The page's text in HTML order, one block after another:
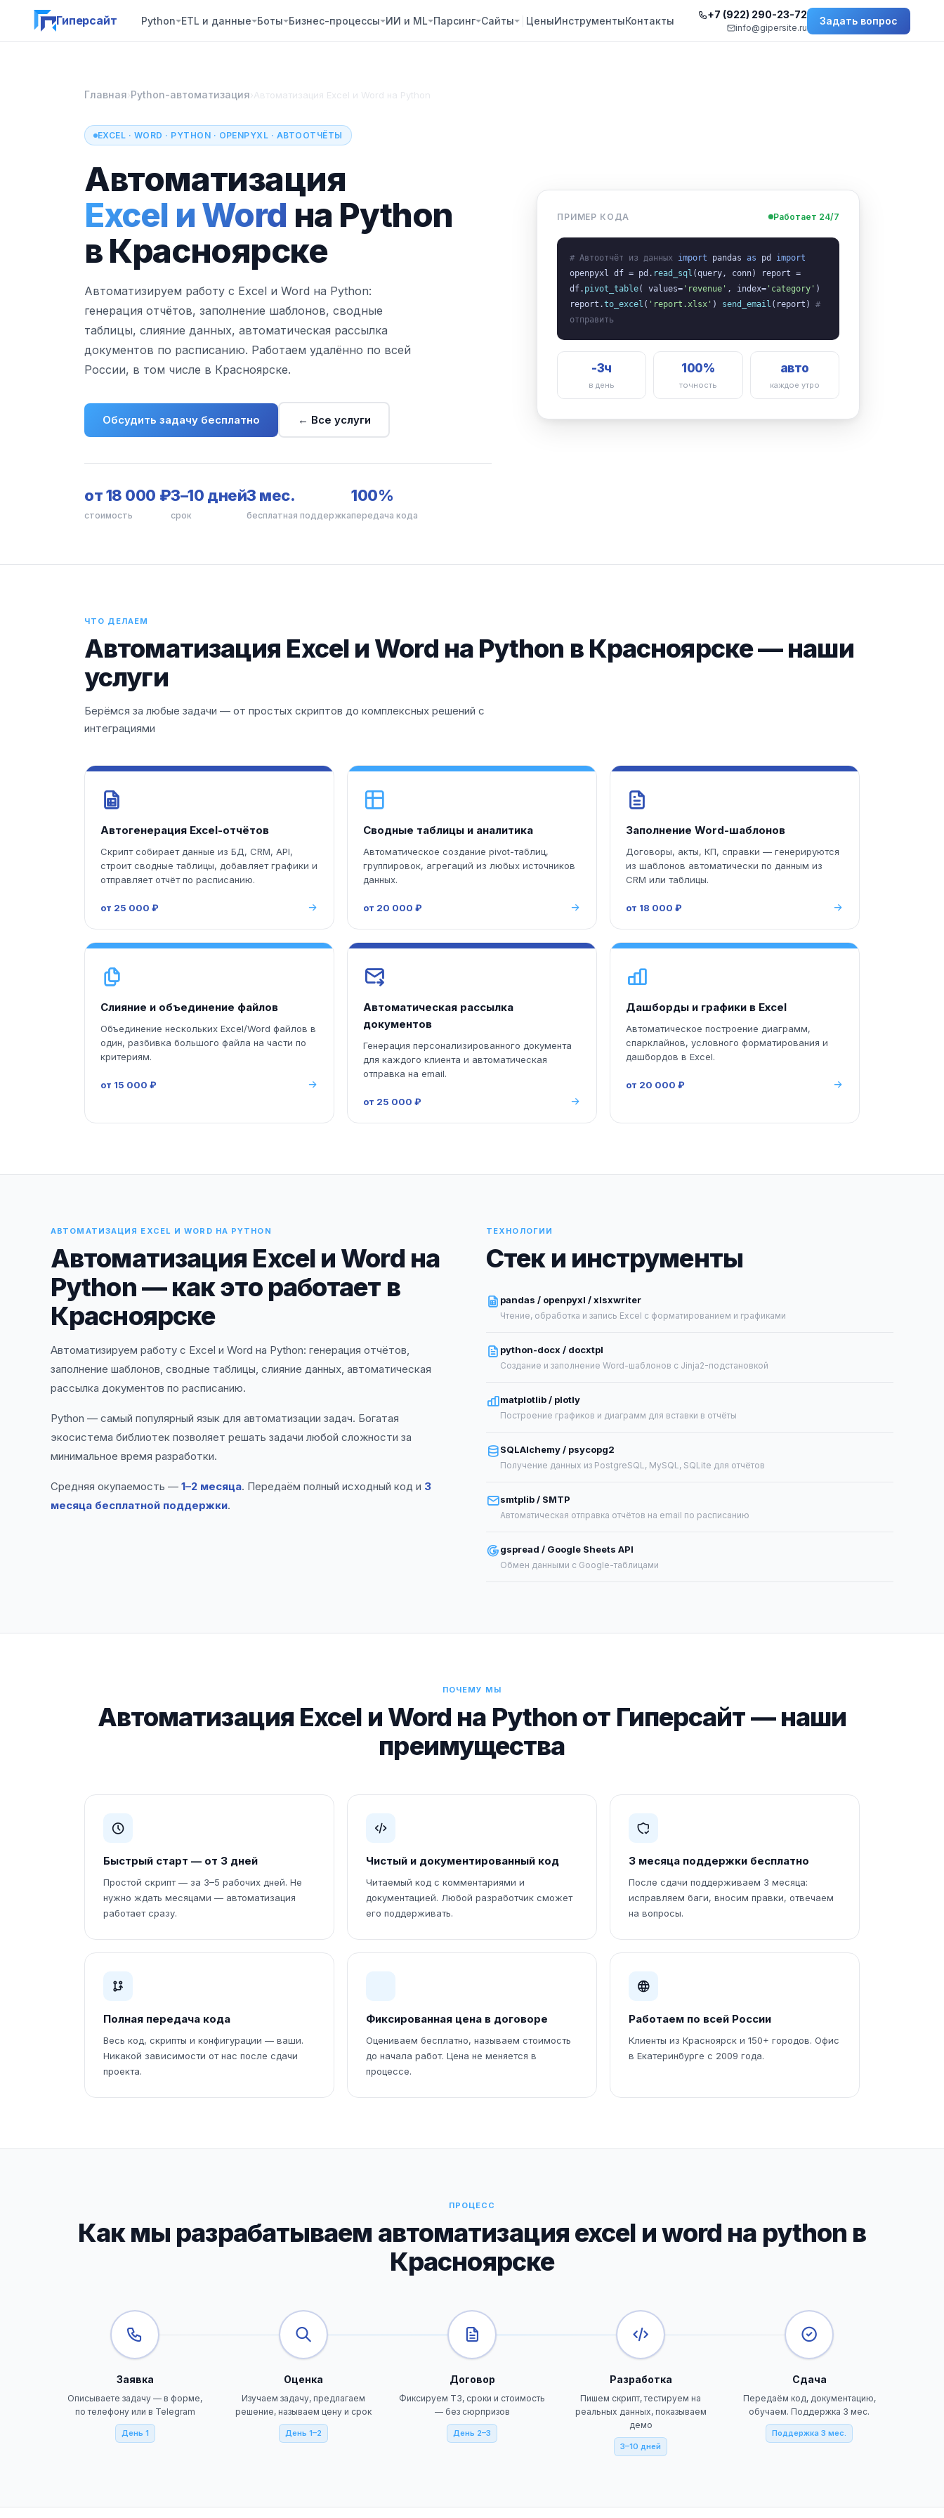
Гиперсайт Python ETL и данные Боты Бизнес-процессы ИИ и ML Парсинг Сайты ЦеныИнструментыКонтакты +7 (922) 290-23-72
info@gipersite.ru
Задать вопрос
Главная›Python-автоматизация›Автоматизация Excel и Word на Python
EXCEL · WORD · PYTHON · OPENPYXL · АВТООТЧЁТЫ
Автоматизация
Excel и Word на Python
в Красноярске
Автоматизируем работу с Excel и Word на Python:
генерация отчётов, заполнение шаблонов, сводные
таблицы, слияние данных, автоматическая рассылка
документов по расписанию. Работаем удалённо по всей
России, в том числе в Красноярске.
Обсудить задачу бесплатно ← Все услуги
от 18 000 ₽
стоимость
3–10 дней
срок
3 мес.
бесплатная поддержка
100%
передача кода
ПРИМЕР КОДА Работает 24/7
# Автоотчёт из данных import pandas as pd import
openpyxl df = pd. read_sql (query, conn) report =
df. pivot_table( values= 'revenue' , index= 'category' )
report.to_excel ( 'report.xlsx' ) send_email (report) #
отправить
-3ч
в день
100%
точность
авто
каждое утро
ЧТО ДЕЛАЕМ
Автоматизация Excel и Word на Python в Красноярске — наши
услуги
Берёмся за любые задачи — от простых скриптов до комплексных решений с
интеграциями
Автогенерация Excel-отчётов
Скрипт собирает данные из БД, CRM, API,
строит сводные таблицы, добавляет графики и
отправляет отчёт по расписанию.
от 25 000 ₽
Сводные таблицы и аналитика
Автоматическое создание pivot-таблиц,
группировок, агрегаций из любых источников
данных.
от 20 000 ₽
Заполнение Word-шаблонов
Договоры, акты, КП, справки — генерируются
из шаблонов автоматически по данным из
CRM или таблицы.
от 18 000 ₽
Слияние и объединение файлов
Объединение нескольких Excel/Word файлов в
один, разбивка большого файла на части по
критериям.
от 15 000 ₽
Автоматическая рассылка
документов
Генерация персонализированного документа
для каждого клиента и автоматическая
отправка на email.
от 25 000 ₽
Дашборды и графики в Excel
Автоматическое построение диаграмм,
спарклайнов, условного форматирования и
дашбордов в Excel.
от 20 000 ₽
АВТОМАТИЗАЦИЯ EXCEL И WORD НА PYTHON
Автоматизация Excel и Word на
Python — как это работает в
Красноярске
Автоматизируем работу с Excel и Word на Python: генерация отчётов,
заполнение шаблонов, сводные таблицы, слияние данных, автоматическая
рассылка документов по расписанию.
Python — самый популярный язык для автоматизации задач. Богатая
экосистема библиотек позволяет решать задачи любой сложности за
минимальное время разработки.
Средняя окупаемость — 1–2 месяца. Передаём полный исходный код и 3
месяца бесплатной поддержки.
ТЕХНОЛОГИИ
Стек и инструменты
pandas / openpyxl / xlsxwriter
Чтение, обработка и запись Excel с форматированием и графиками
python-docx / docxtpl
Создание и заполнение Word-шаблонов с Jinja2-подстановкой
matplotlib / plotly
Построение графиков и диаграмм для вставки в отчёты
SQLAlchemy / psycopg2
Получение данных из PostgreSQL, MySQL, SQLite для отчётов
smtplib / SMTP
Автоматическая отправка отчётов на email по расписанию
gspread / Google Sheets API
Обмен данными с Google-таблицами
ПОЧЕМУ МЫ
Автоматизация Excel и Word на Python от Гиперсайт — наши
преимущества
Быстрый старт — от 3 дней
Простой скрипт — за 3–5 рабочих дней. Не
нужно ждать месяцами — автоматизация
работает сразу.
Чистый и документированный код
Читаемый код с комментариями и
документацией. Любой разработчик сможет
его поддерживать.
3 месяца поддержки бесплатно
После сдачи поддерживаем 3 месяца:
исправляем баги, вносим правки, отвечаем
на вопросы.
Полная передача кода
Весь код, скрипты и конфигурации — ваши.
Никакой зависимости от нас после сдачи
проекта.
Фиксированная цена в договоре
Оцениваем бесплатно, называем стоимость
до начала работ. Цена не меняется в
процессе.
Работаем по всей России
Клиенты из Красноярск и 150+ городов. Офис
в Екатеринбурге с 2009 года.
ПРОЦЕСС
Как мы разрабатываем автоматизация excel и word на python в
Красноярске
Заявка
Описываете задачу — в форме,
по телефону или в Telegram
День 1
Оценка
Изучаем задачу, предлагаем
решение, называем цену и срок
День 1–2
Договор
Фиксируем ТЗ, сроки и стоимость
— без сюрпризов
День 2–3
Разработка
Пишем скрипт, тестируем на
реальных данных, показываем
демо
3–10 дней
Сдача
Передаём код, документацию,
обучаем. Поддержка 3 мес.
Поддержка 3 мес.